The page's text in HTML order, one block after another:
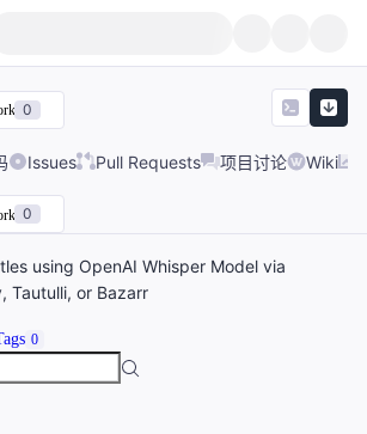
0
Issues Pull Requests 项目讨论 Wiki
0
using OpenAI Whisper Model via
Tautulli, or Bazarr
0